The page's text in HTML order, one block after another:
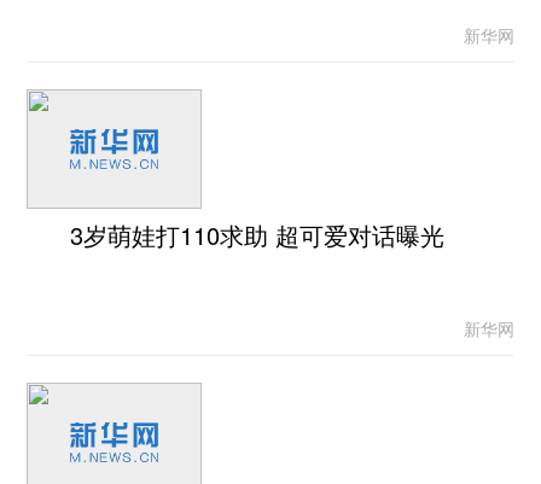
新华网
3岁萌娃打110求助 超可爱对话曝光
新华网